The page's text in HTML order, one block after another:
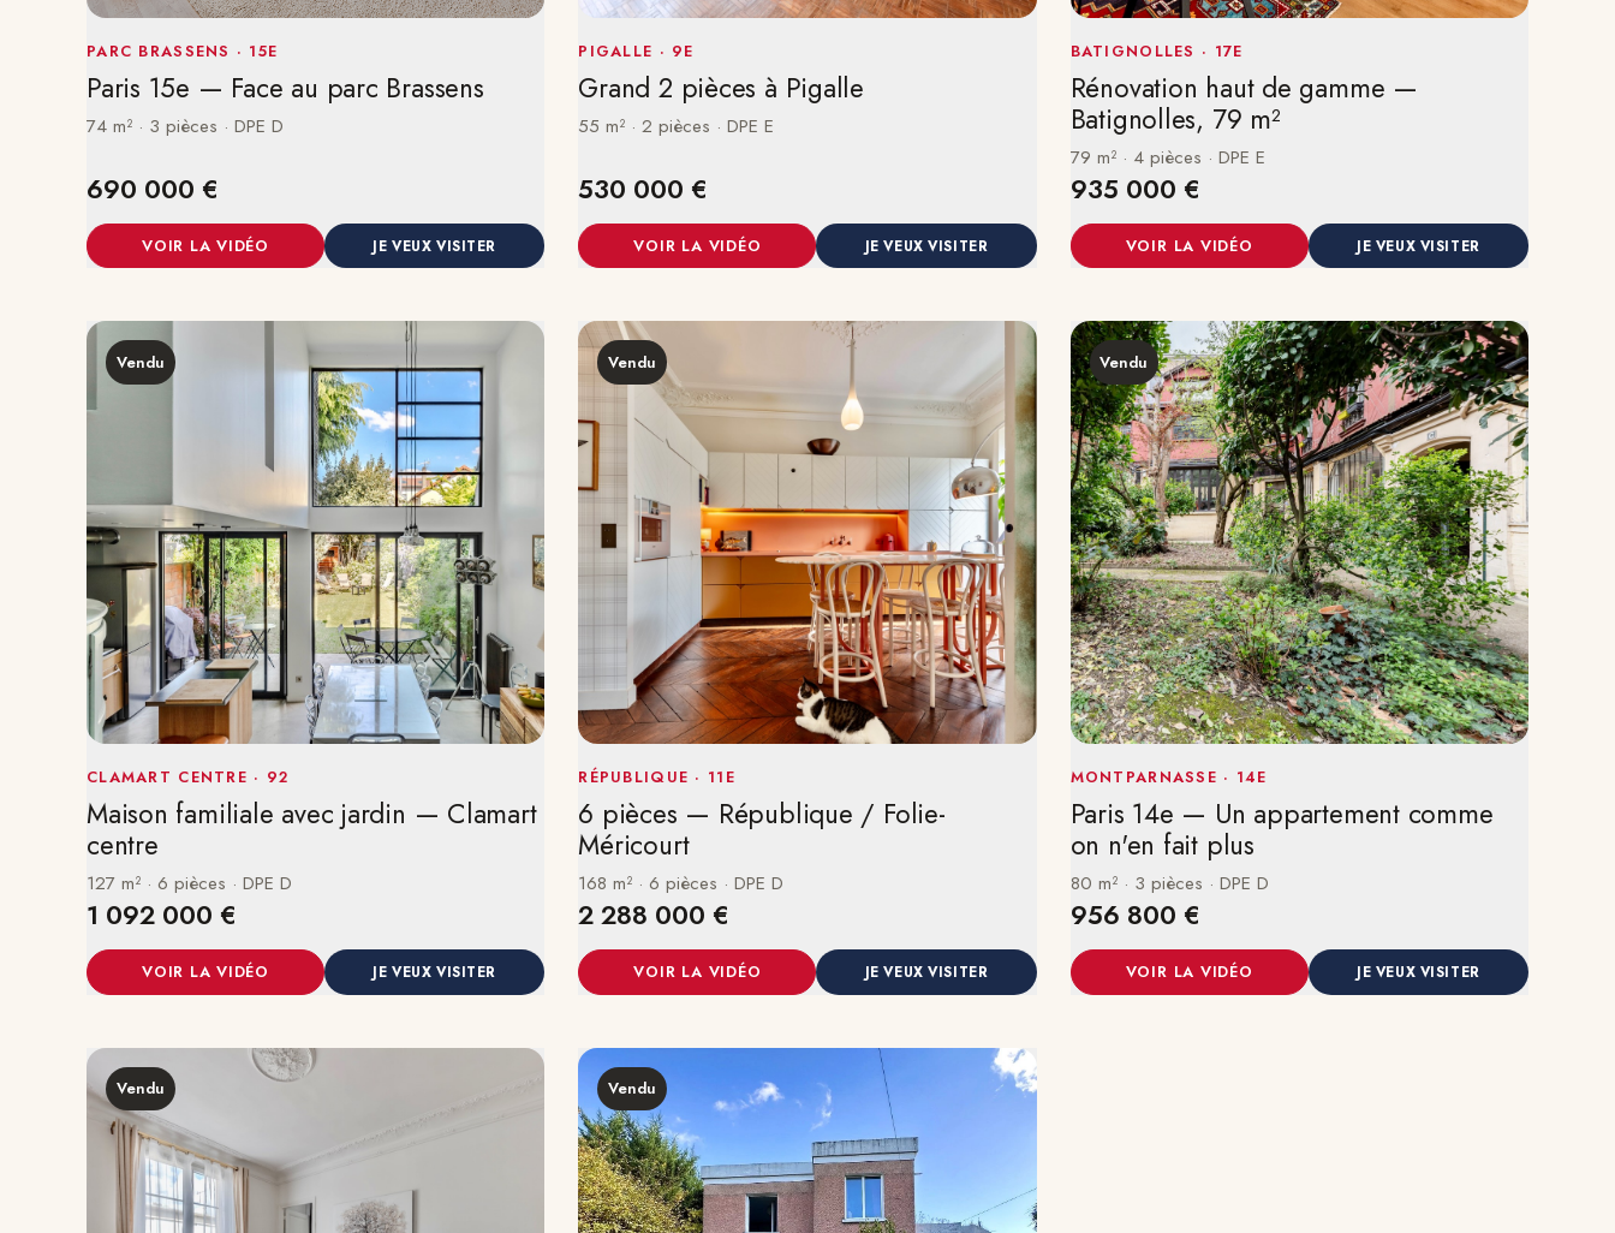
PARC BRASSENS · 15E
Paris 15e — Face au parc Brassens
74 m² · 3 pièces · DPE D
690 000 €
VOIR LA VIDÉO JE VEUX VISITER
PIGALLE · 9E
Grand 2 pièces à Pigalle
55 m² · 2 pièces · DPE E
530 000 €
VOIR LA VIDÉO JE VEUX VISITER
BATIGNOLLES · 17E
Rénovation haut de gamme —
Batignolles, 79 m²
79 m² · 4 pièces · DPE E
935 000 €
VOIR LA VIDÉO JE VEUX VISITER
Vendu
CLAMART CENTRE · 92
Maison familiale avec jardin — Clamart
centre
127 m² · 6 pièces · DPE D
1 092 000 €
VOIR LA VIDÉO JE VEUX VISITER
Vendu
RÉPUBLIQUE · 11E
6 pièces — République / Folie-
Méricourt
168 m² · 6 pièces · DPE D
2 288 000 €
VOIR LA VIDÉO JE VEUX VISITER
Vendu
MONTPARNASSE · 14E
Paris 14e — Un appartement comme
on n'en fait plus
80 m² · 3 pièces · DPE D
956 800 €
VOIR LA VIDÉO JE VEUX VISITER
Vendu Vendu